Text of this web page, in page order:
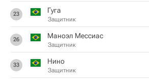
23 Гуга
Защитник
26 Маноэл Мессиас
Защитник
33 Нино
Защитник